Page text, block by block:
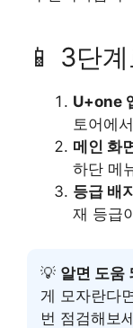
📱 3단
U+one
토어에
메인 화
하단 메
등급 배
재 등급
💡 알면 도움
게 모자란다
번 점검해보